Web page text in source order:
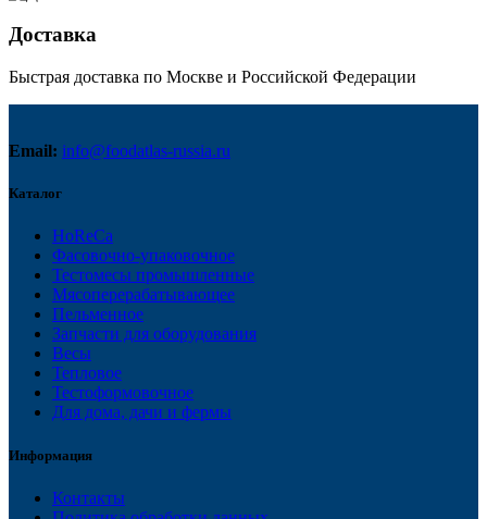
Доставка
Быстрая доставка по Москве и Российской Федерации
Email: info@foodatlas-russia.ru
Каталог
HoReCa
Фасовочно-упаковочное
Тестомесы промышленные
Мясоперерабатывающее
Пельменное
Запчасти для оборудования
Весы
Тепловое
Тестоформовочное
Для дома, дачи и фермы
Информация
Контакты